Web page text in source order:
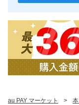
au PAY マーケット >